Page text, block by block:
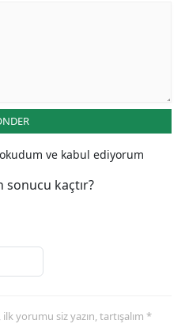
okudum ve kabul ediyorum
sonucu kaçtır?
yorumu siz yazın, tartışalım *